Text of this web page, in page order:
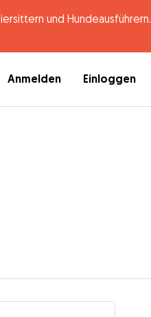
und Hundeausführern.
Anmelden Einloggen